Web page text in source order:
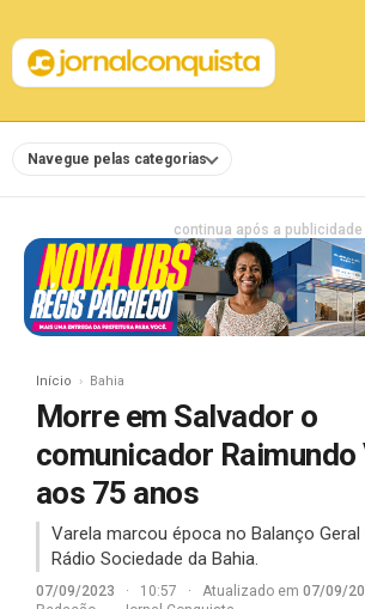
Navegue pelas categorias
continua após a publicidade
Início Bahia
Morre em Salvador o
comunicador Raimundo
aos 75 anos
Varela marcou época no Balanço Geral
Rádio Sociedade da Bahia.
07/09/2023 · 10:57 · Atualizado em 07/09/